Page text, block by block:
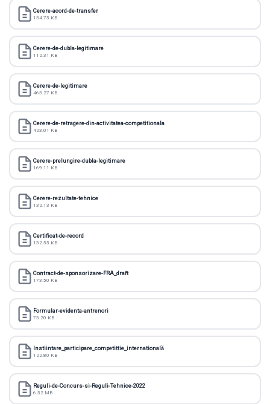
Cerere-acord-de-transfer
154.75 KB
Cerere-de-dubla-legitimare
112.31 KB
Cerere-de-legitimare
465.27 KB
Cerere-de-retragere-din-activitatea-competitionala
423.01 KB
Cerere-prelungire-dubla-legitimare
169.11 KB
Cerere-rezultate-tehnice
132.13 KB
Certificat-de-record
132.55 KB
Contract-de-sponsorizare-FRA_draft
173.50 KB
Formular-evidenta-antrenori
73.20 KB
Instiintare_participare_competittie_internatională
122.80 KB
Reguli-de-Concurs-si-Reguli-Tehnice-2022
6.52 MB